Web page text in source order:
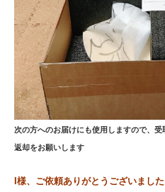
次の方へのお届けにも使用しますので、受
返却をお願いします
I様、ご依頼ありがとうございました